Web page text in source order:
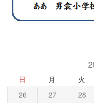
日 月 火
26 27 28